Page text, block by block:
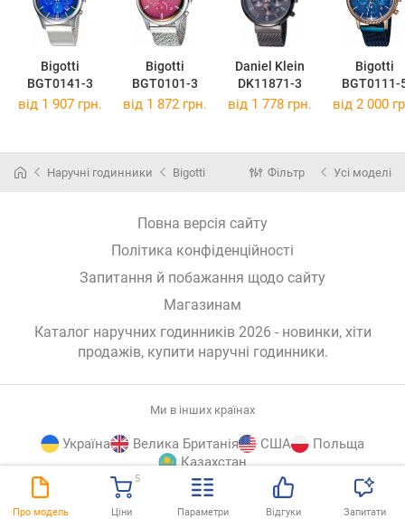
Про модель Ціни
5
Параметри Відгуки Запитати
Bigotti
BGT0141-3
Bigotti
BGT0101-3
Daniel Klein
DK11871-3
Bigotti
BGT0111-
від 1 907 грн. від 1 872 грн. від 1 778 грн. від 2 000
Наручні годинники Bigotti Фільтр Усі моделі
Повна версія сайту
Політика конфіденційності
Запитання й побажання щодо сайту
Магазинам
Каталог наручних годинників 2026 - новинки, хіти
продажів, купити наручні годинники.
Ми в інших країнах
Україна Велика Британія США
Польща
Казахстан
© E-Katalog, 2026 ВГОРУ